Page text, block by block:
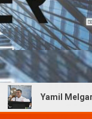
Melgar refuerza